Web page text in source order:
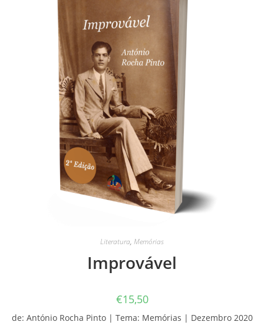
Literatura, Memórias
Improvável
€15,50
de: António Rocha Pinto | Tema: Memórias | Dezembro 2020